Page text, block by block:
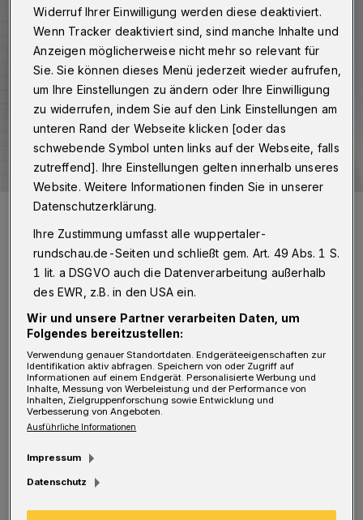
Leserbrief an die Wuppertaler Rundschau:
Foto: Rundschau
D ie Werbung für die BUGA mit
erheblichen Finanzeinsatz kurz vor der
Abstimmung war ja so massiv, dass sie nicht
übersehen werden konnte und wohl
pro BUGA war.
Und sehr merkwürdig war, dass das
Widerruf Ihrer Einwilligung werden diese deaktiviert.
Wenn Tracker deaktiviert sind, sind manche Inhalte und
Anzeigen möglicherweise nicht mehr so relevant für
Sie. Sie können dieses Menü jederzeit wieder aufrufen,
um Ihre Einstellungen zu ändern oder Ihre Einwilligung
zu widerrufen, indem Sie auf den Link Einstellungen am
unteren Rand der Webseite klicken [oder das
schwebende Symbol unten links auf der Webseite, falls
zutreffend]. Ihre Einstellungen gelten innerhalb unseres
Website. Weitere Informationen finden Sie in unserer
Datenschutzerklärung.
Ihre Zustimmung umfasst alle wuppertaler-
rundschau.de-Seiten und schließt gem. Art. 49 Abs. 1 S.
1 lit. a DSGVO auch die Datenverarbeitung außerhalb
des EWR, z.B. in den USA ein.
Wir und unsere Partner verarbeiten Daten, um
Folgendes bereitzustellen:
Verwendung genauer Standortdaten. Endgeräteeigenschaften zur
Identifikation aktiv abfragen. Speichern von oder Zugriff auf
Informationen auf einem Endgerät. Personalisierte Werbung und
Inhalte, Messung von Werbeleistung und der Performance von
Inhalten, Zielgruppenforschung sowie Entwicklung und
Verbesserung von Angeboten.
Ausführliche Informationen
Impressum
Datenschutz